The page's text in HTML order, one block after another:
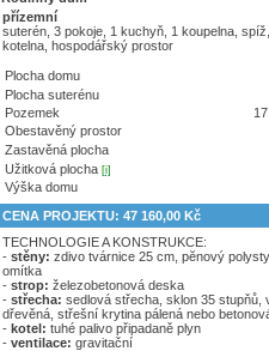
přízemní
suterén, 3 pokoje, 1 kuchyň, 1 koupelna,
kotelna, hospodářský prostor
Plocha domu
Plocha suterénu
Pozemek
Obestavěný prostor
Zastavěná plocha
Užitková plocha [i]
Výška domu
CENA PROJEKTU: 47 160,00 Kč
TECHNOLOGIE A KONSTRUKCE:
- stěny: zdivo tvárnice 25 cm, pĕnový
omítka
- strop: železobetonová deska
- střecha: sedlová střecha, sklon 35 stupňů,
dřevěná, střešní krytina pálená nebo
- kotel: tuhé palivo připadaně plyn
- ventilace: gravitační